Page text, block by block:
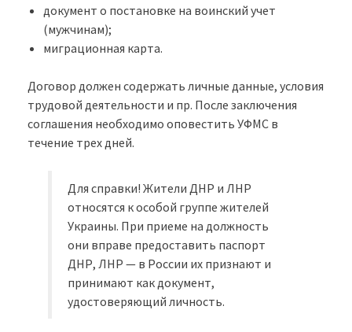
документ о постановке на воинский учет
(мужчинам);
миграционная карта.
Договор должен содержать личные данные, условия
трудовой деятельности и пр. После заключения
соглашения необходимо оповестить УФМС в
течение трех дней.
Для справки! Жители ДНР и ЛНР
относятся к особой группе жителей
Украины. При приеме на должность
они вправе предоставить паспорт
ДНР, ЛНР — в России их признают и
принимают как документ,
удостоверяющий личность.